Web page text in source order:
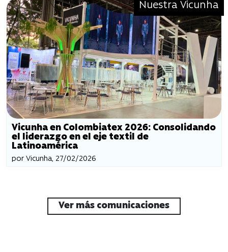
Nuestra Vicunha
Vicunha en Colombiatex 2026: Consolidando
el liderazgo en el eje textil de
Latinoamérica
por Vicunha, 27/02/2026
Ver más comunicaciones